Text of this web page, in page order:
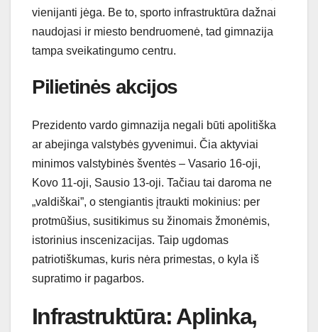
vienijanti jėga. Be to, sporto infrastruktūra dažnai
naudojasi ir miesto bendruomenė, tad gimnazija
tampa sveikatingumo centru.
Pilietinės akcijos
Prezidento vardo gimnazija negali būti apolitiška
ar abejinga valstybės gyvenimui. Čia aktyviai
minimos valstybinės šventės – Vasario 16-oji,
Kovo 11-oji, Sausio 13-oji. Tačiau tai daroma ne
„valdiškai”, o stengiantis įtraukti mokinius: per
protmūšius, susitikimus su žinomais žmonėmis,
istorinius inscenizacijas. Taip ugdomas
patriotiškumas, kuris nėra primestas, o kyla iš
supratimo ir pagarbos.
Infrastruktūra: Aplinka,